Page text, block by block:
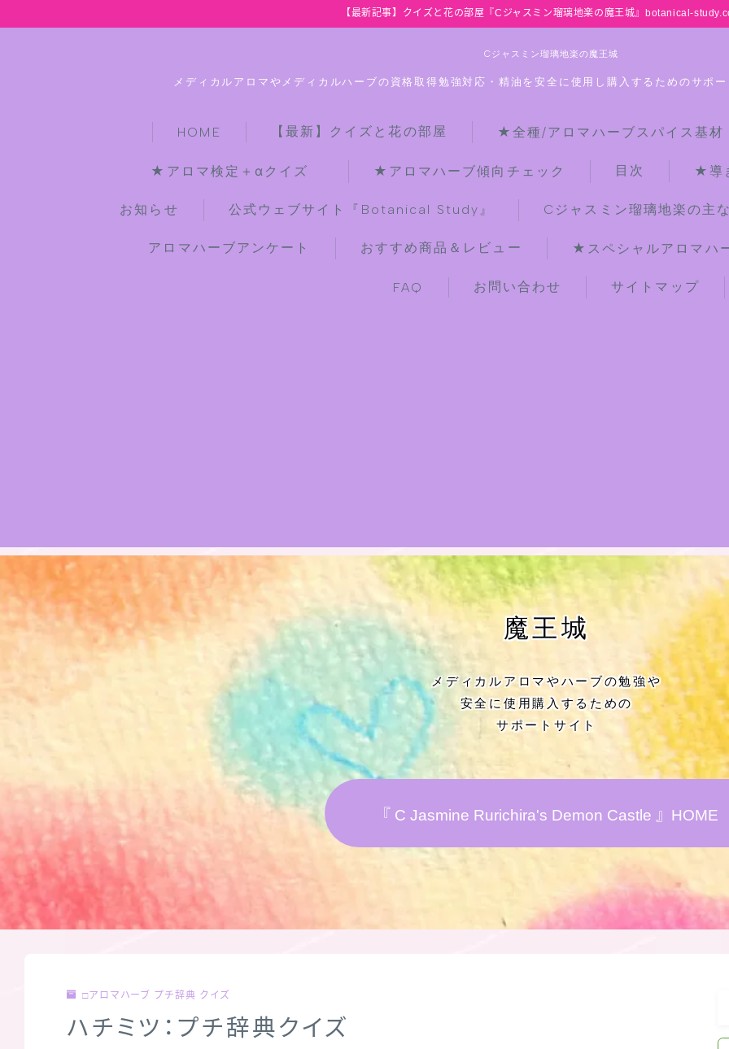
【最新記事】クイズと花の部屋『Cジャスミン瑠璃地楽の魔王城』botanical-
Cジャスミン瑠璃地楽の魔王城
メディカルアロマやメディカルハーブの資格取得勉強対応・精油を安全に使用し購入するためのサポ
HOME 【最新】クイズと花の部屋 ★全種/アロマハーブスパイス基
★アロマ検定＋αクイズ ★アロマハーブ傾向チェック 目次 ★導
お知らせ 公式ウェブサイト『Botanical Study』 Cジャスミン瑠璃地楽の主
アロマハーブアンケート おすすめ商品＆レビュー ★スペシャルアロマハ
FAQ お問い合わせ サイトマップ
【最新】クイズと花の部屋
★全種/アロマハーブスパイス基材 プ
お知らせ
公式ウェブサイト『Botanical Study』
Cジャスミン瑠璃地楽の主な活動先リン
ク集
プロフィール
アロマハーブアンケート
おすすめ商品＆レビュー
★スペシャルアロマハーブ４択クイズ
FAQ
魔王城
メディカルアロマやハーブの勉強や
安全に使用購入するための
サポートサイト
『 C Jasmine Rurichira's Demon Castle 』HOME
□アロマハーブ プチ辞典 クイズ
ハチミツ：プチ辞典クイズ